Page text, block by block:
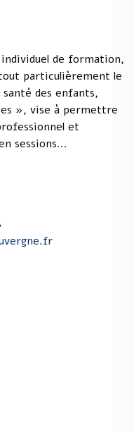
de formation,
particulièrement le
santé des enfants,
», vise à permettre
et
sessions...